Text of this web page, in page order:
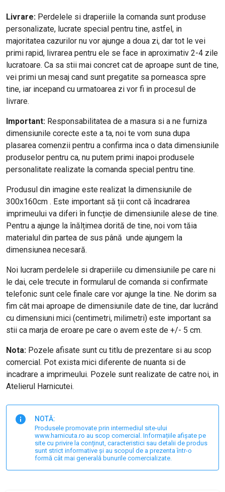
Livrare: Perdelele si draperiile la comanda sunt produse
personalizate, lucrate special pentru tine, astfel, in
majoritatea cazurilor nu vor ajunge a doua zi, dar tot le vei
primi rapid, livrarea pentru ele se face in aproximativ 2-4 zile
lucratoare. Ca sa stii mai concret cat de aproape sunt de tine,
vei primi un mesaj cand sunt pregatite sa porneasca spre
tine, iar incepand cu urmatoarea zi vor fi in procesul de
livrare.
Important: Responsabilitatea de a masura si a ne furniza
dimensiunile corecte este a ta, noi te vom suna dupa
plasarea comenzii pentru a confirma inca o data dimensiunile
produselor pentru ca, nu putem primi inapoi produsele
personalitate realizate la comanda special pentru tine.
Produsul din imagine este realizat la dimensiunile de
300x160cm . Este important să ții cont că încadrarea
imprimeului va diferi în funcție de dimensiunile alese de tine.
Pentru a ajunge la înălțimea dorită de tine, noi vom tăia
materialul din partea de sus până unde ajungem la
dimensiunea necesară.
Noi lucram perdelele si draperiile cu dimensiunile pe care ni
le dai, cele trecute in formularul de comanda si confirmate
telefonic sunt cele finale care vor ajunge la tine. Ne dorim sa
fim cât mai aproape de dimensiunile date de tine, dar lucrând
cu dimensiuni mici (centimetri, milimetri) este important sa
stii ca marja de eroare pe care o avem este de +/- 5 cm.
Nota: Pozele afisate sunt cu titlu de prezentare si au scop
comercial. Pot exista mici diferente de nuanta si de
incadrare a imprimeului. Pozele sunt realizate de catre noi, in
Atelierul Harnicutei.
NOTĂ:
Produsele promovate prin intermediul site-ului
www.harnicuta.ro au scop comercial. Informațiile afișate pe
site cu privire la conținut, caracteristici sau detalii de produs
sunt strict informative și au scopul de a prezenta într-o
formă cât mai generală bunurile comercializate.